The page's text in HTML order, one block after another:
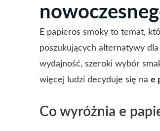
E papieros smoky to temat,
poszukujących alternatywy
wydajność, szeroki wybór
więcej ludzi decyduje się na e
Co wyróżnia e